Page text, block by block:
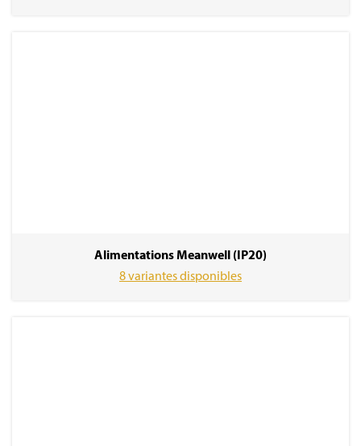
Alimentations Meanwell (IP20)
8 variantes disponibles